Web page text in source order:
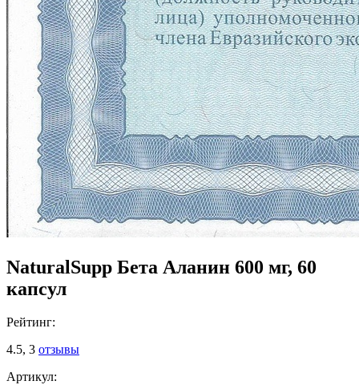
NaturalSupp Бета Аланин 600 мг, 60
капсул
Рейтинг:
4.5, 3 отзывы
Артикул: